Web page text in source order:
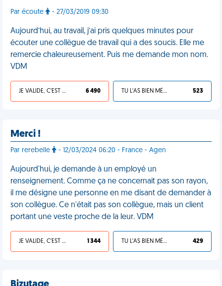
Par écoute - 27/03/2019 09:30
Aujourd’hui, au travail, j’ai pris quelques minutes pour
écouter une collègue de travail qui a des soucis. Elle me
remercie chaleureusement. Puis me demande mon nom.
VDM
JE VALIDE, C'EST UNE VDM 6 490 TU L'AS BIEN MÉRITÉ 523
Merci !
Par rerebelle - 12/03/2024 06:20 - France - Agen
Aujourd'hui, je demande à un employé un
renseignement. Comme ça ne concernait pas son rayon,
il me désigne une personne en me disant de demander à
son collègue. Ce n'était pas son collègue, mais un client
portant une veste proche de la leur. VDM
JE VALIDE, C'EST UNE VDM 1 344 TU L'AS BIEN MÉRITÉ 429